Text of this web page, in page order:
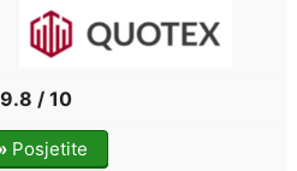
9.8 / 10
Posjetite